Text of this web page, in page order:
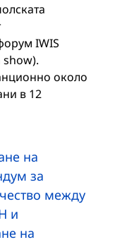
IWIS
около
в 12
на
за
между
и
на